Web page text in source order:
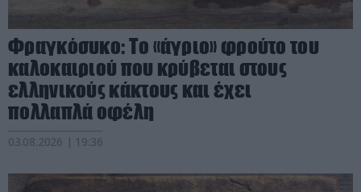
Φραγκόσυκο: Το «άγριο» φρούτο του
καλοκαιριού που κρύβεται στους
ελληνικούς κάκτους και έχει
πολλαπλά οφέλη
03.08.2026 | 19:36